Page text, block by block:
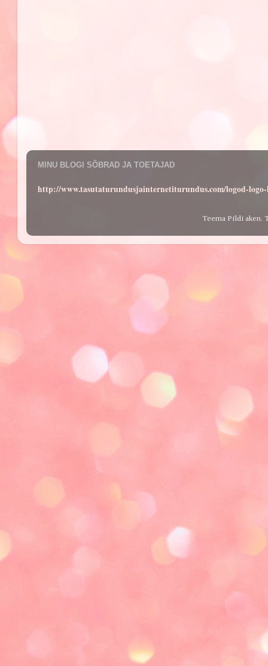
MINU BLOGI SÕBRAD JA TOETAJAD
http://www.tasutaturundusjainternetiturundus.com/logod-
Teema Pildi aken.